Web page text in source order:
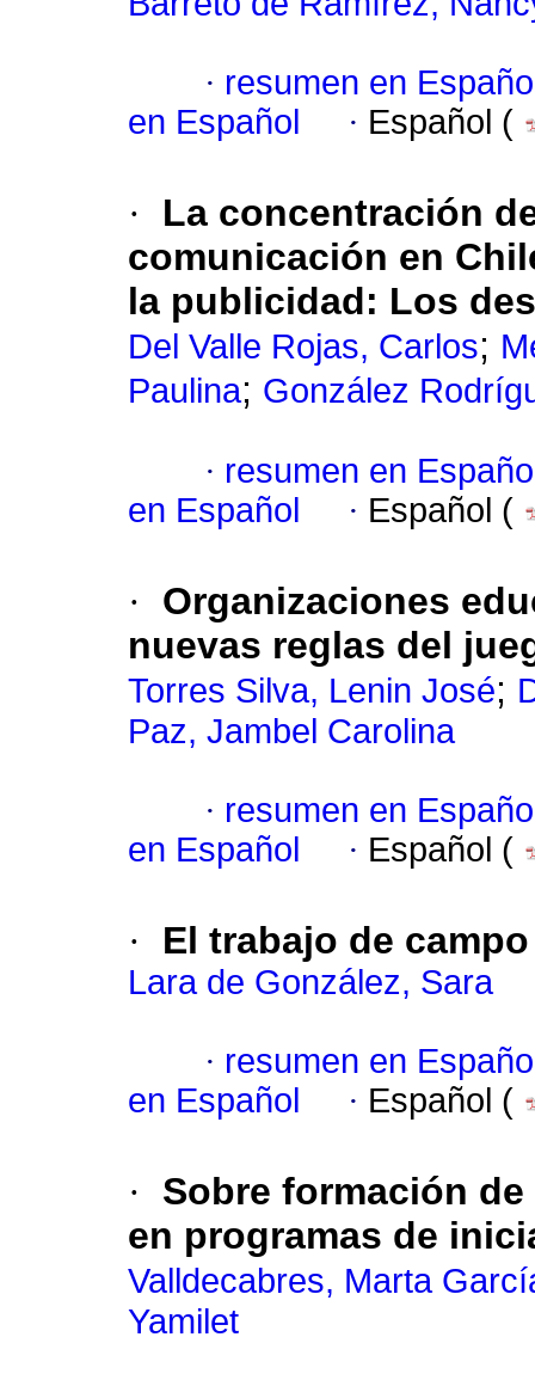
· resumen en
en Español
· Español (
·
La concentración
comunicación en
la publicidad: Los
Del Valle Rojas, Carlos;
Paulina; González
· resumen en
en Español
· Español (
·
Organizaciones
nuevas reglas del
Torres Silva, Lenin José;
Paz, Jambel Carolina
· resumen en
en Español
· Español (
· El trabajo de
Lara de González, Sara
· resumen en
en Español
· Español (
·
Sobre formación
en programas de
Valldecabres, Marta
Yamilet